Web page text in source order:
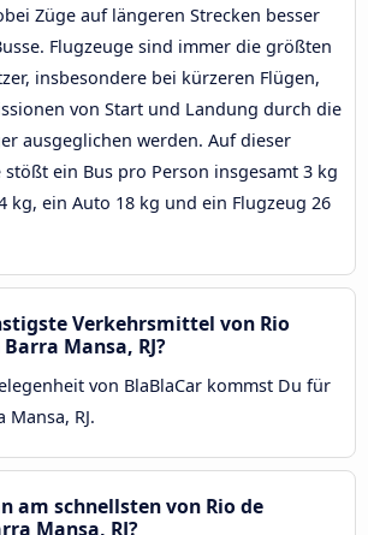
Züge auf längeren Strecken besser
Flugzeuge sind immer die größten
insbesondere bei kürzeren Flügen,
von Start und Landung durch die
ausgeglichen werden. Auf dieser
stößt ein Bus pro Person insgesamt 3 kg
kg, ein Auto 18 kg und ein Flugzeug 26
Verkehrsmittel von Rio
Mansa, RJ?
von BlaBlaCar kommst Du für
RJ.
am schnellsten von Rio de
Mansa, RJ?